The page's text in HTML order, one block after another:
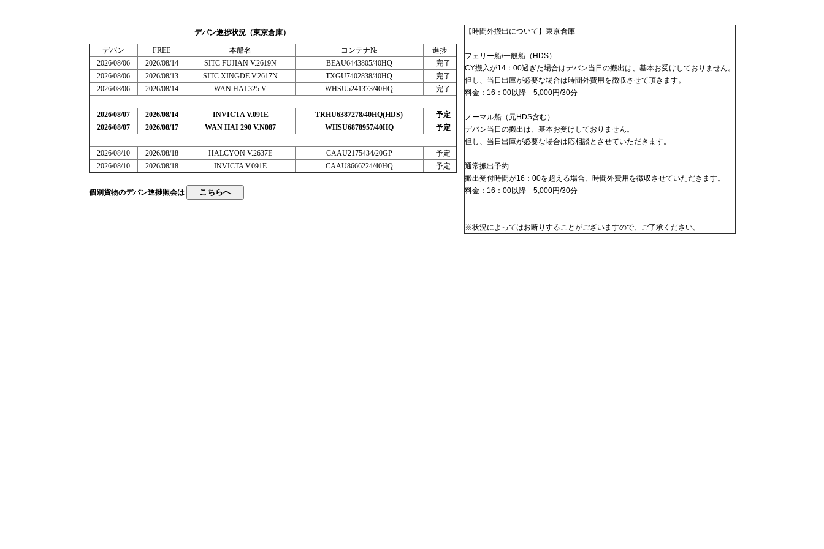
デバン進捗状況（東京倉庫）
デバン FREE 本船名 コンテナ№
進捗
2026/08/06
2026/08/14 SITC FUJIAN V.2619N BEAU6443805/40HQ
完了
2026/08/06
2026/08/13 SITC XINGDE V.2617N TXGU7402838/40HQ
完了
2026/08/06
2026/08/14 WAN HAI 325 V. WHSU5241373/40HQ 完了
2026/08/07 2026/08/14 INVICTA V.091E TRHU6387278/40HQ(HDS)
予定
2026/08/07
2026/08/17 WAN HAI 290 V.N087 WHSU6878957/40HQ 予定
2026/08/10 2026/08/18 HALCYON V.2637E CAAU2175434/20GP
予定
2026/08/10
2026/08/18 INVICTA V.091E CAAU8666224/40HQ 予定
個別貨物のデバン進捗照会は
【時間外搬出について】東京倉庫
フェリー船/一般船（HDS）
CY搬入が14：00過ぎた場合はデバン当日の搬出は、基本お受けしておりません。
但し、当日出庫が必要な場合は時間外費用を徴収させて頂きます。
料金：16：00以降 5,000円/30分
ノーマル船（元HDS含む）
デバン当日の搬出は、基本お受けしておりません。
但し、当日出庫が必要な場合は応相談とさせていただきます。
通常搬出予約
搬出受付時間が16：00を超える場合、時間外費用を徴収させていただきます。
料金：16：00以降 5,000円/30分
※状況によってはお断りすることがございますので、ご了承ください。